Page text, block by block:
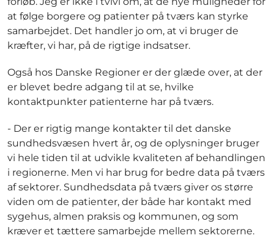
at følge borgere og patienter på tværs kan styrke
samarbejdet. Det handler jo om, at vi bruger de
kræfter, vi har, på de rigtige indsatser.
Også hos Danske Regioner er der glæde over, at der
er blevet bedre adgang til at se, hvilke
kontaktpunkter patienterne har på tværs.
- Der er rigtig mange kontakter til det danske
sundhedsvæsen hvert år, og de oplysninger bruger
vi hele tiden til at udvikle kvaliteten af behandlingen
i regionerne. Men vi har brug for bedre data på tværs
af sektorer. Sundhedsdata på tværs giver os større
viden om de patienter, der både har kontakt med
sygehus, almen praksis og kommunen, og som
kræver et tættere samarbejde mellem sektorerne.